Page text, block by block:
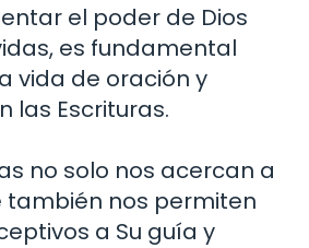
el poder de Dios
es fundamental
vida de oración y
las Escrituras.
no solo nos acercan a
también nos permiten
a Su guía y